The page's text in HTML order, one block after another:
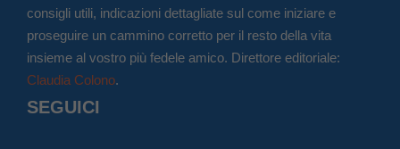
consigli utili, indicazioni dettagliate sul come iniziare e
proseguire un cammino corretto per il resto della vita
insieme al vostro più fedele amico. Direttore editoriale:
Claudia Colono.
SEGUICI